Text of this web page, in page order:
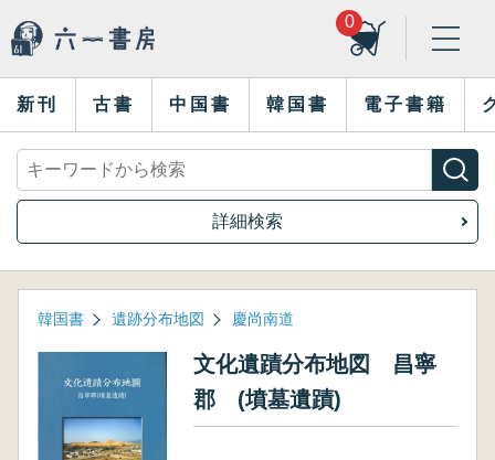
0
新刊 古書 中国書 韓国書 電子書籍
詳細検索
韓国書 遺跡分布地図 慶尚南道
文化遺蹟分布地図 昌寧
郡 (墳墓遺蹟)